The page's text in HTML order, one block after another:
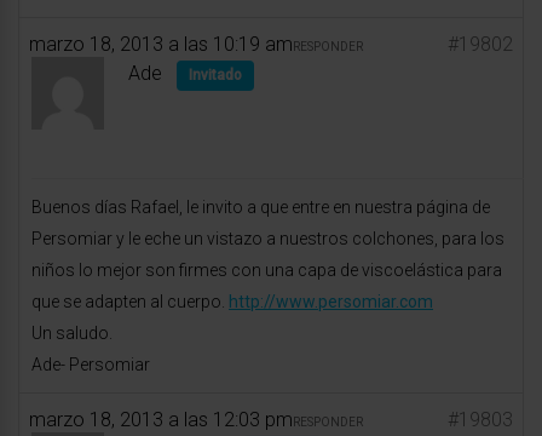
marzo 18, 2013 a las 10:19 am #19802
RESPONDER
Ade Invitado
Buenos días Rafael, le invito a que entre en nuestra página de
Persomiar y le eche un vistazo a nuestros colchones, para los
niños lo mejor son firmes con una capa de viscoelástica para
que se adapten al cuerpo. http://www.persomiar.com
Un saludo.
Ade- Persomiar
marzo 18, 2013 a las 12:03 pm #19803
RESPONDER